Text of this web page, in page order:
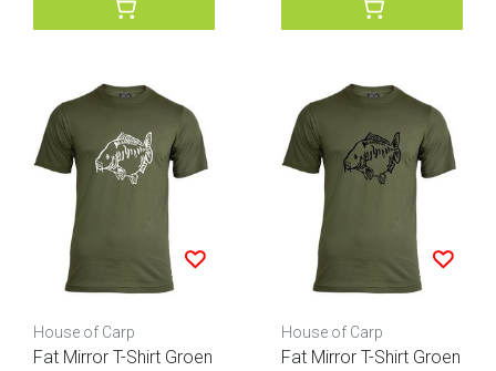
House of Carp
Fat Mirror T-Shirt Groen
House of Carp
Fat Mirror T-Shirt Groen